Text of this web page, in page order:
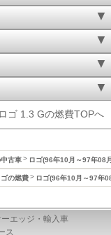
ゴ 1.3 Gの燃費TOPへ
中古車 ロゴ(96年10月～97年08
ゴの燃費 ロゴ(96年10月～97年
エッジ・輸入車
ス